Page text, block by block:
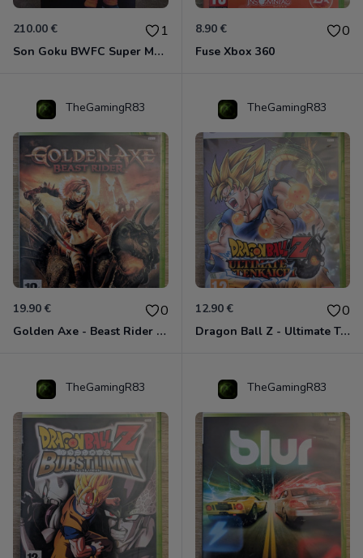
210.00 € 1
Son Goku BWFC Super Master Stars
8.90 € 0
Fuse Xbox 360
TheGamingR83
19.90 € 0
Golden Axe - Beast Rider Xbox 360
TheGamingR83
12.90 € 0
Dragon Ball Z - Ultimate Tenkaichi Xbox 360
TheGamingR83 TheGamingR83